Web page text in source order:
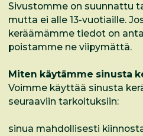
Sivustomme on suunnattu
mutta ei alle 13-vuotiaille.
keräämämme tiedot on
poistamme ne viipymättä.
Miten käytämme sinusta
Voimme käyttää sinusta
seuraaviin tarkoituksiin:
sinua mahdollisesti